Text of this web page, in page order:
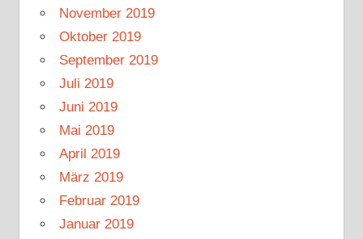
November 2019
Oktober 2019
September 2019
Juli 2019
Juni 2019
Mai 2019
April 2019
März 2019
Februar 2019
Januar 2019